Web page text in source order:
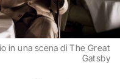
in una scena di The Great
Gatsby